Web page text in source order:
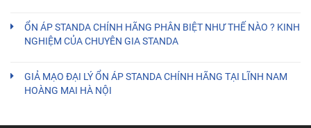
ỔN ÁP STANDA CHÍNH HÃNG PHÂN BIỆT NHƯ THẾ NÀO ? KINH
NGHIỆM CỦA CHUYÊN GIA STANDA
GIẢ MẠO ĐẠI LÝ ỔN ÁP STANDA CHÍNH HÃNG TẠI LĨNH NAM
HOÀNG MAI HÀ NỘI